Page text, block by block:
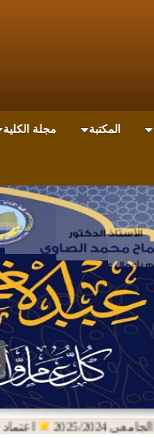
المكتبة مجلة الكلية
2024 اعتماد